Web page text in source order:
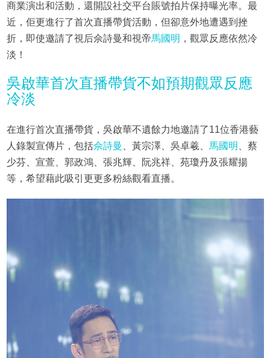
商業演出和活動，還開設社交平台賬號拍片保持曝光率。最
近，佢更進行了首次直播帶貨活動，但卻意外地遭遇到挫
折，即使邀請了視后佘詩曼和視帝馬國明 ，觀眾反應依然冷
淡！
吳啟華首次直播帶貨不如預期觀眾反應
冷淡
在進行首次直播帶貨，吳啟華不遺餘力地邀請了11位香港藝
人錄製宣傳片，包括佘詩曼 、黃宗澤、吳卓羲、 馬國明 、蔡
少芬、宣萱、郭政鴻、張兆輝、阮兆祥、苑瓊丹及張耀揚
等，希望藉此吸引更更多粉絲觀看直播。